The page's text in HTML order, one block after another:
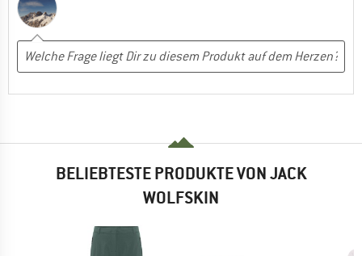
BELIEBTESTE PRODUKTE VON JACK
WOLFSKIN